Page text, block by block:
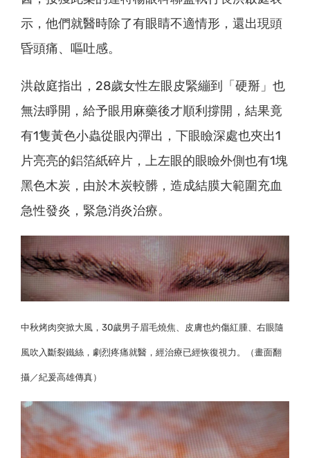
示，他們就醫時除了有眼睛不適情形，還出現頭
昏頭痛、嘔吐感。
洪啟庭指出，28歲女性左眼皮緊繃到「硬掰」也
無法睜開，給予眼用麻藥後才順利撐開，結果竟
有1隻黃色小蟲從眼內彈出，下眼瞼深處也夾出1
片亮亮的鋁箔紙碎片，上左眼的眼瞼外側也有1塊
黑色木炭，由於木炭較髒，造成結膜大範圍充血
急性發炎，緊急消炎治療。
中秋烤肉突掀大風，30歲男子眉毛燒焦、皮膚也灼傷紅腫、右眼隨
風吹入斷裂鐵絲，劇烈疼痛就醫，經治療已經恢復視力。（畫面翻
攝／紀爰高雄傳真）